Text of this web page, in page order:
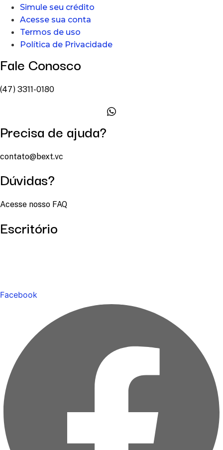
Simule seu crédito
Acesse sua conta
Termos de uso
Política de Privacidade
Fale Conosco
(47) 3311-0180
Precisa de ajuda?
contato@bext.vc
Dúvidas?
Acesse nosso FAQ
Escritório
Facebook